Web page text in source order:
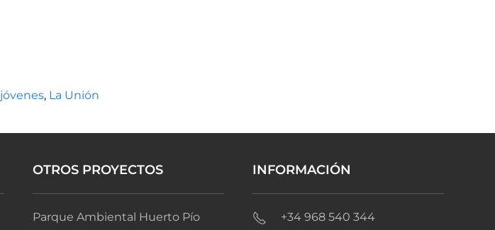
jóvenes, La Unión
OTROS PROYECTOS
Parque Ambiental Huerto Pío
INFORMACIÓN
+34 968 540 344